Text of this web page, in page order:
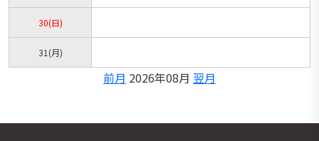
30(日)
31(月)
前月 2026年08月 翌月